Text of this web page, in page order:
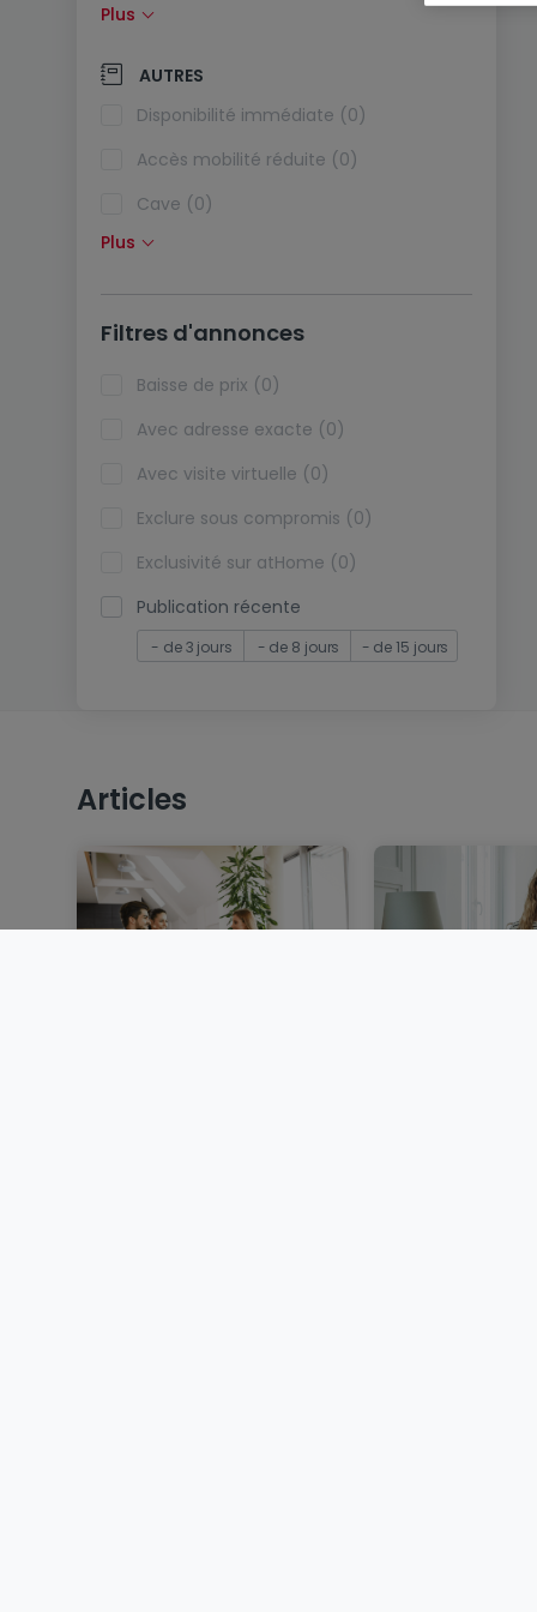
Panneaux solaires (0)
Pompe à chaleur (0)
Climatisation (0)
Fibre optique (0)
Plus
AUTRES
Disponibilité immédiate (0)
Accès mobilité réduite (0)
Cave (0)
Grenier (0)
Ascenseur (0)
Viager (0)
Biens de vacances (0)
Plus
Filtres d'annonces
Baisse de prix (0)
Avec adresse exacte (0)
Avec visite virtuelle (0)
Exclure sous compromis (0)
Exclusivité sur atHome (0)
Publication récente
- de 3 jours - de 8 jours - de 15 jours
Articles